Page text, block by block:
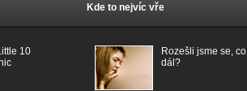
10
Kde to nejvíc vře
Rozešli jsme se, co
dál?